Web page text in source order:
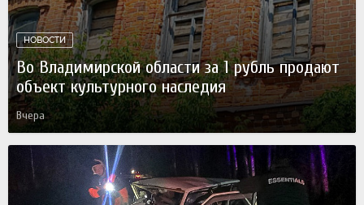
НОВОСТИ
Во Владимирской области за 1 рубль продают
объект культурного наследия
Вчера